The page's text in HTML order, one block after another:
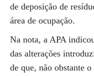
de deposição de
área de ocupação.
Na nota, a APA
das alterações
de que, não obstante